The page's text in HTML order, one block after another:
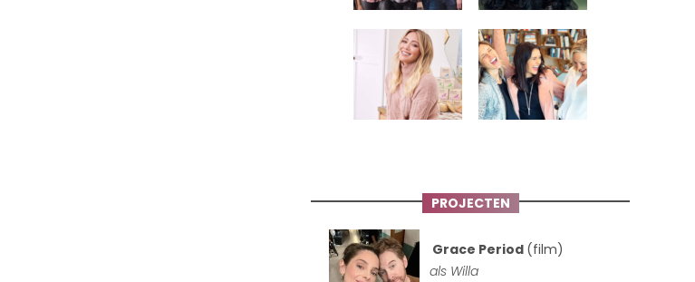
PROJECTEN
Grace Period (film)
als Willa